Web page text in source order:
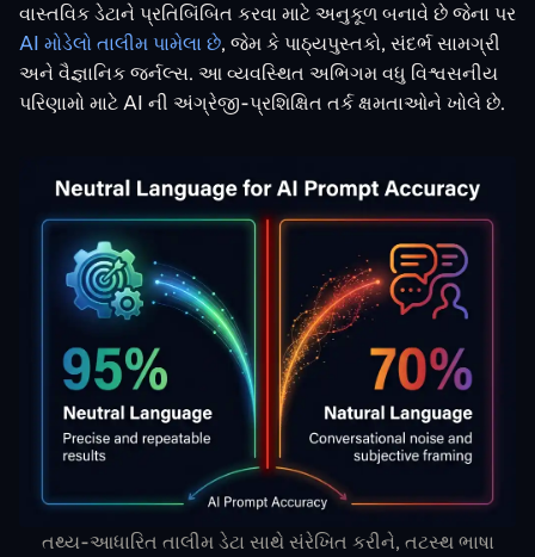
વાસ્તવિક ડેટાને પ્રતિબિંબિત કરવા માટે અનુકૂળ બનાવે છે જેના પર
AI મોડેલો તાલીમ પામેલા છે, જેમ કે પાઠ્યપુસ્તકો, સંદર્ભ સામગ્રી
અને વૈજ્ઞાનિક જર્નલ્સ. આ વ્યવસ્થિત અભિગમ વધુ વિશ્વસનીય
પરિણામો માટે AI ની અંગ્રેજી-પ્રશિક્ષિત તર્ક ક્ષમતાઓને ખોલે છે.
તથ્ય-આધારિત તાલીમ ડેટા સાથે સંરેખિત કરીને, તટસ્થ ભાષા